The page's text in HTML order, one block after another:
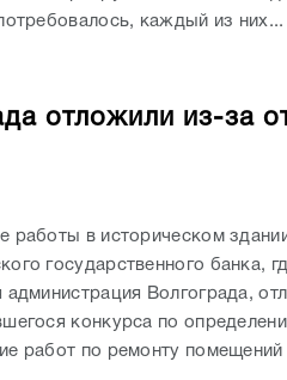
каждый из них...
отложили из-за
работы в историческом
государственного банка,
администрация Волгограда,
конкурса по
работ по ремонту помещений